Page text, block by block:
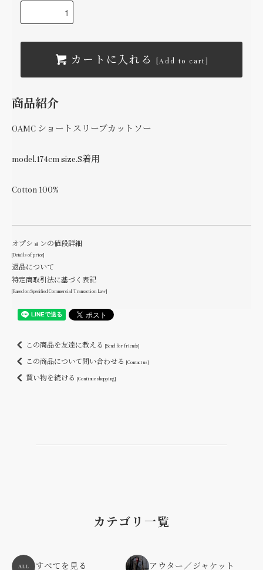
カートに入れる [Add to cart]
商品紹介
OAMC ショートスリーブカットソー
model.174cm size.S着用
Cotton 100%
オプションの値段詳細
[Details of price]
返品について
特定商取引法に基づく表記
[Based on Specified Commercial Transaction Law]
この商品を友達に教える [Send for friends]
この商品について問い合わせる [Contact us]
買い物を続ける [Continue shopping]
カテゴリ一覧
すべてを見る アウター／ジャケット